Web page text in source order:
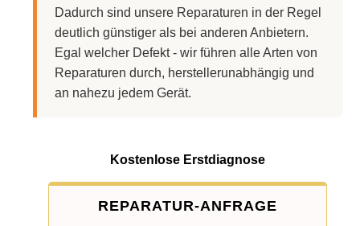
Dadurch sind unsere Reparaturen in der Regel
deutlich günstiger als bei anderen Anbietern.
Egal welcher Defekt - wir führen alle Arten von
Reparaturen durch, herstellerunabhängig und
an nahezu jedem Gerät.
Kostenlose Erstdiagnose
REPARATUR-ANFRAGE